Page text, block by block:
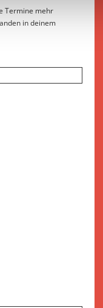
Termine mehr
in deinem